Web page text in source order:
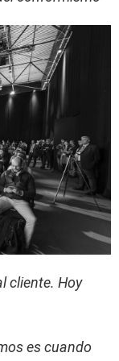
cliente. Hoy
es cuando